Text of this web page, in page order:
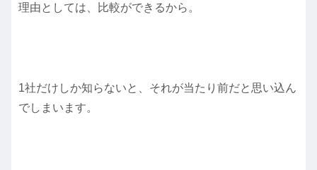
理由としては、比較ができるから。
1社だけしか知らないと、それが当たり前だと思い込ん
でしまいます。